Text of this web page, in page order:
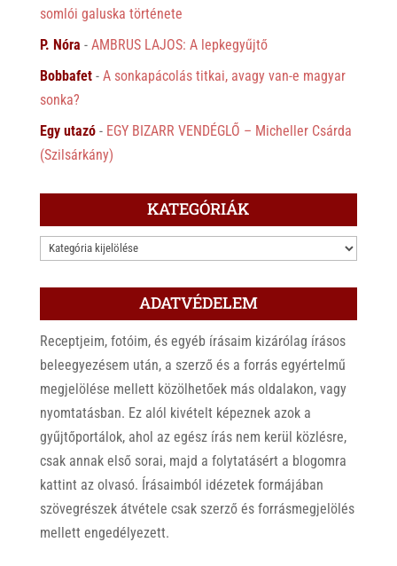
somlói galuska története
P. Nóra - AMBRUS LAJOS: A lepkegyűjtő
Bobbafet- A sonkapácolás titkai, avagy van-e magyar
sonka?
Egy utazó- EGY BIZARR VENDÉGLŐ – Micheller Csárda
(Szilsárkány)
KATEGÓRIÁK
KATEGÓRIÁK
ADATVÉDELEM
Receptjeim, fotóim, és egyéb írásaim kizárólag írásos
beleegyezésem után, a szerző és a forrás egyértelmű
megjelölése mellett közölhetőek más oldalakon, vagy
nyomtatásban. Ez alól kivételt képeznek azok a
gyűjtőportálok, ahol az egész írás nem kerül közlésre,
csak annak első sorai, majd a folytatásért a blogomra
kattint az olvasó. Írásaimból idézetek formájában
szövegrészek átvétele csak szerző és forrásmegjelölés
mellett engedélyezett.